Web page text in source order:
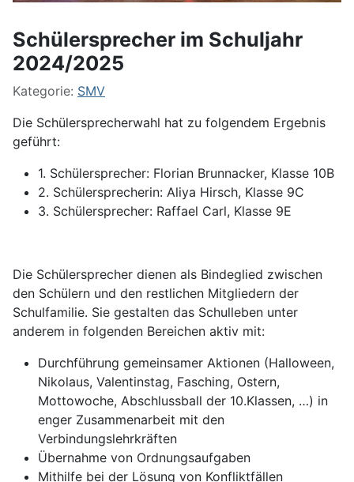
Schülersprecher im Schuljahr
2024/2025
Kategorie: SMV
Die Schülersprecherwahl hat zu folgendem Ergebnis
geführt:
1. Schülersprecher: Florian Brunnacker, Klasse 10B
2. Schülersprecherin: Aliya Hirsch, Klasse 9C
3. Schülersprecher: Raffael Carl, Klasse 9E
Die Schülersprecher dienen als Bindeglied zwischen
den Schülern und den restlichen Mitgliedern der
Schulfamilie. Sie gestalten das Schulleben unter
anderem in folgenden Bereichen aktiv mit:
Durchführung gemeinsamer Aktionen (Halloween,
Nikolaus, Valentinstag, Fasching, Ostern,
Mottowoche, Abschlussball der 10.Klassen, …) in
enger Zusammenarbeit mit den
Verbindungslehrkräften
Übernahme von Ordnungsaufgaben
Mithilfe bei der Lösung von Konfliktfällen